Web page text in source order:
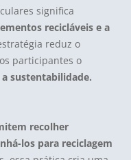
significa
recicláveis e a
reduz o
participantes o
sustentabilidade.
recolher
los para reciclagem